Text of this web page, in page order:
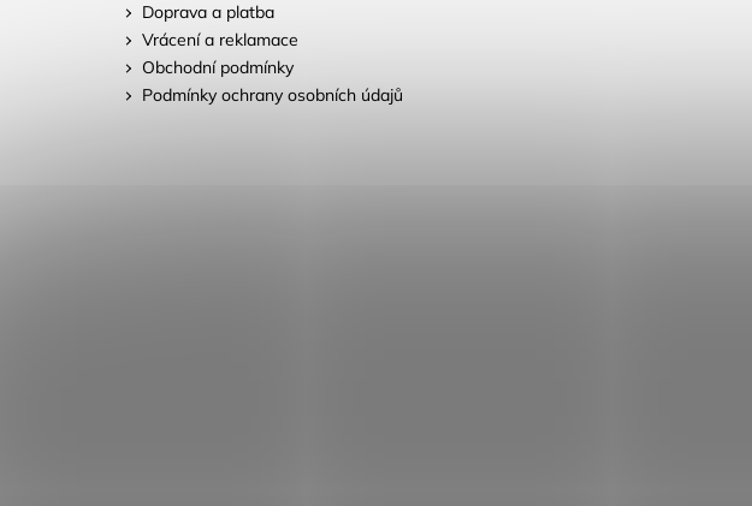
Doprava a platba
Vrácení a reklamace
Obchodní podmínky
Podmínky ochrany osobních údajů